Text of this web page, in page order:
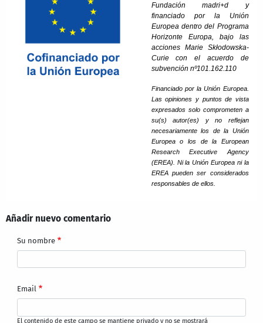
Fundación madri+d y
financiado por la Unión
Europea dentro del Programa
Horizonte Europa, bajo las
acciones Marie Skłodowska-
Curie con el acuerdo de
subvención nº101.162.110
Financiado por la Unión Europea.
Las opiniones y puntos de vista
expresados solo comprometen a
su(s) autor(es) y no reflejan
necesariamente los de la Unión
Europea o los de la European
Research Executive Agency
(EREA). Ni la Unión Europea ni la
EREA pueden ser considerados
responsables de ellos.
Añadir nuevo comentario
Su nombre
Email
El contenido de este campo se mantiene privado y no se mostrará